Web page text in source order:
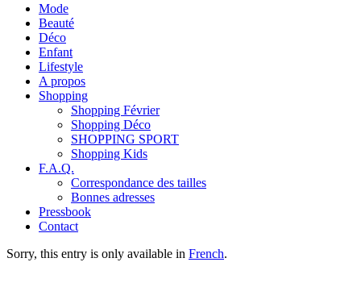
Mode
Beauté
Déco
Enfant
Lifestyle
A propos
Shopping
Shopping Février
Shopping Déco
SHOPPING SPORT
Shopping Kids
F.A.Q.
Correspondance des tailles
Bonnes adresses
Pressbook
Contact
Sorry, this entry is only available in French.